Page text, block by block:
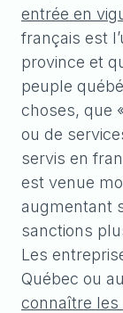
entrée en
français est
province et
peuple
choses, que
ou de
servis en
est venue
augmentant
sanctions
Les
Québec ou
connaître les